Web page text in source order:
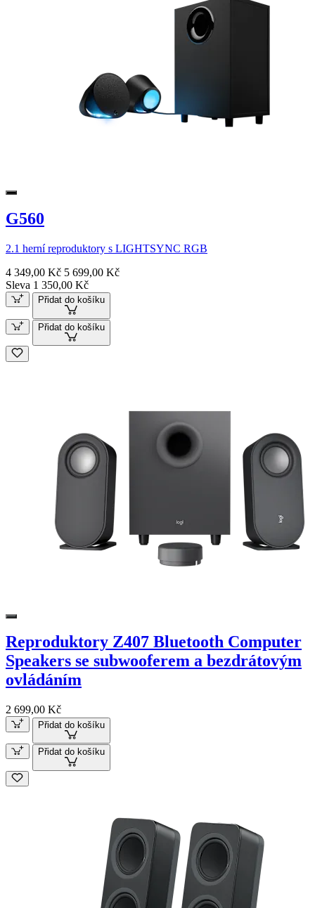
G560
2.1 herní reproduktory s LIGHTSYNC RGB
4 349,00 Kč 5 699,00 Kč
Sleva 1 350,00 Kč
Přidat do košíku
Přidat do košíku
Reproduktory Z407 Bluetooth Computer
Speakers se subwooferem a bezdrátovým
ovládáním
2 699,00 Kč
Přidat do košíku
Přidat do košíku